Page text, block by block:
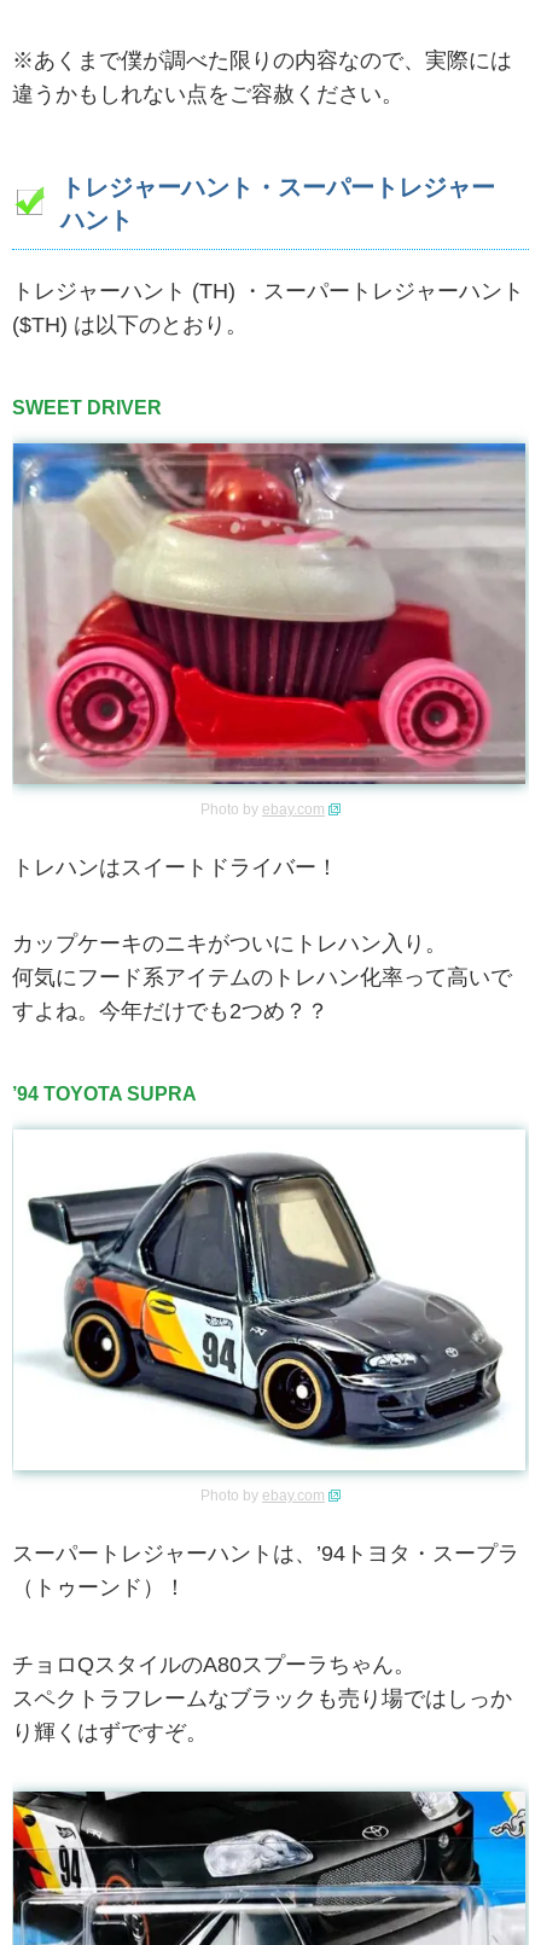
※あくまで僕が調べた限りの内容なので、実際には
違うかもしれない点をご容赦ください。
トレジャーハント・スーパートレジャー
ハント
トレジャーハント (TH) ・スーパートレジャーハント
($TH) は以下のとおり。
SWEET DRIVER
Photo by ebay.com
トレハンはスイートドライバー！
カップケーキのニキがついにトレハン入り。
何気にフード系アイテムのトレハン化率って高いで
すよね。今年だけでも2つめ？？
’94 TOYOTA SUPRA
Photo by ebay.com
スーパートレジャーハントは、’94トヨタ・スープラ
（トゥーンド）！
チョロQスタイルのA80スプーラちゃん。
スペクトラフレームなブラックも売り場ではしっか
り輝くはずですぞ。